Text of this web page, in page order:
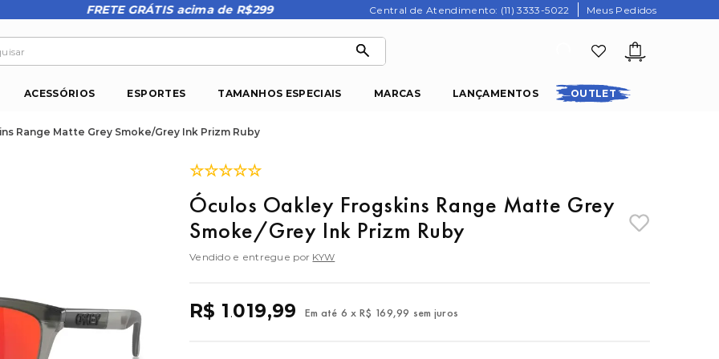
FRETE GRÁTIS acima de R$299 Central de Atendimento: (11) 3333-5022 Meus Pedidos
ACESSÓRIOS ESPORTES TAMANHOS ESPECIAIS MARCAS LANÇAMENTOS OUTLET
Range Matte Grey Smoke/Grey Ink Prizm Ruby
☆☆☆☆☆
Óculos Oakley Frogskins Range Matte Grey
Smoke/Grey Ink Prizm Ruby
Vendido e entregue por KYW
R$ 1 .019,99 Em até 6 x R$ 169,99 sem juros